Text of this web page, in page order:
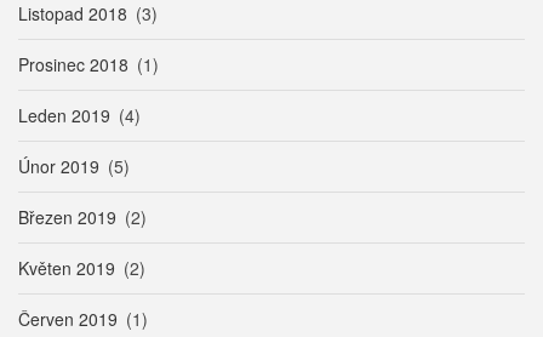
Listopad 2018 (3)
Prosinec 2018 (1)
Leden 2019 (4)
Únor 2019 (5)
Březen 2019 (2)
Květen 2019 (2)
Červen 2019 (1)